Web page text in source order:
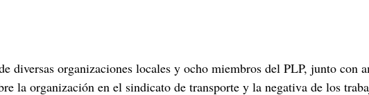
diversas organizaciones locales y ocho miembros del PLP, junto con
la organización en el sindicato de transporte y la negativa de los